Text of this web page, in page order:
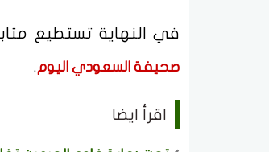
في النهاية تستطيع
صحيفة السعودي اليوم.
اقرأ ايضا